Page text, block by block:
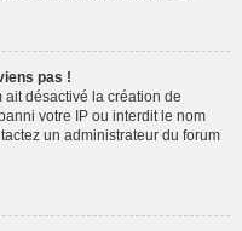
pas !
ait désactivé la création de
votre IP ou interdit le nom
un administrateur du forum